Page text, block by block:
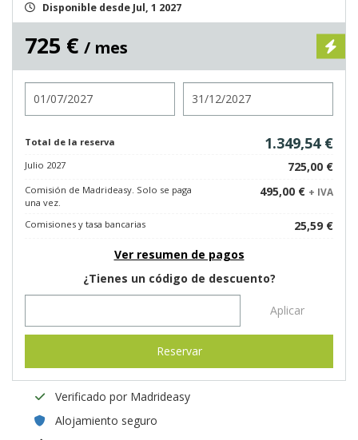
Disponible desde Jul, 1 2027
725 € / mes
Total de la reserva 1.349,54 €
Julio 2027 725,00 €
Comisión de Madrideasy. Solo se paga
una vez.
495,00 € + IVA
Comisiones y tasa bancarias
25,59 €
Ver resumen de pagos
¿Tienes un código de descuento?
Aplicar
Reservar
Verificado por Madrideasy
Alojamiento seguro